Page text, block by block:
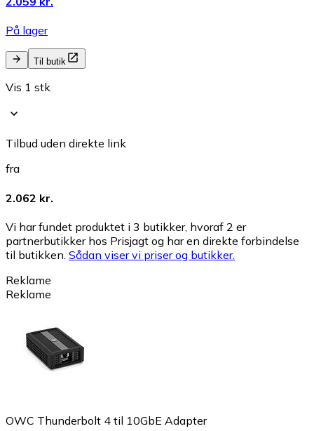
På lager
Til butik
Vis 1 stk
Tilbud uden direkte link
fra
2.062 kr.
Vi har fundet produktet i 3 butikker, hvoraf 2 er
partnerbutikker hos Prisjagt og har en direkte forbindelse
til butikken. Sådan viser vi priser og butikker.
Reklame
Reklame
OWC Thunderbolt 4 til 10GbE Adapter